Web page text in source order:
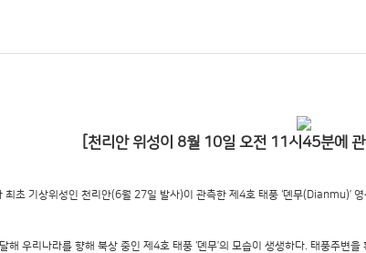
[천리안 위성이 8월 10일 오전 11시45분에
초 기상위성인 천리안(6월 27일 발사)이 관측한 제4호 태풍 ‘뎬무(Dianmu)’
해 우리나라를 향해 북상 중인 제4호 태풍 ‘뎬무’의 모습이 생생하다. 태풍주